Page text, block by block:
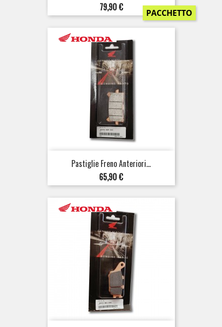
Prezzo
79,90 € PACCHETTO
Pastiglie Freno Anteriori...
Prezzo
65,90 €